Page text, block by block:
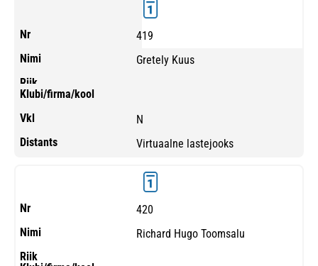
419
Gretely Kuus
N
Virtuaalne lastejooks
420
Richard Hugo Toomsalu